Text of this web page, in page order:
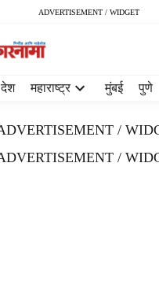
ADVERTISEMENT / WIDGET
देश महाराष्ट्र मुंबई पुणे
/
/